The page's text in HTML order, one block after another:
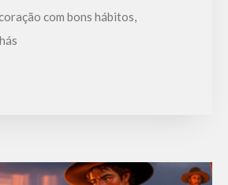
com bons hábitos,